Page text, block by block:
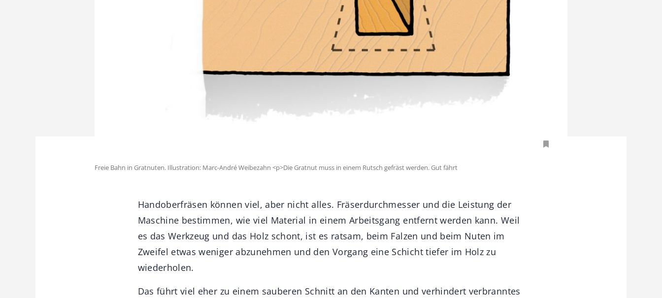
Freie Bahn in Gratnuten. Illustration: Marc-André Weibezahn <p>Die Gratnut muss in einem Rutsch gefräst werden. Gut fährt
Handoberfräsen können viel, aber nicht alles. Fräserdurchmesser und die Leistung der
Maschine bestimmen, wie viel Material in einem Arbeitsgang entfernt werden kann. Weil
es das Werkzeug und das Holz schont, ist es ratsam, beim Falzen und beim Nuten im
Zweifel etwas weniger abzunehmen und den Vorgang eine Schicht tiefer im Holz zu
wiederholen.
Das führt viel eher zu einem sauberen Schnitt an den Kanten und verhindert verbranntes